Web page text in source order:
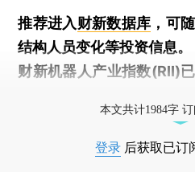
推荐进入财新数据库 ，可
结构人员变化等投资信息。
财新机器人产业指数(RII)已
本文共计1984字
登录 后获取已订